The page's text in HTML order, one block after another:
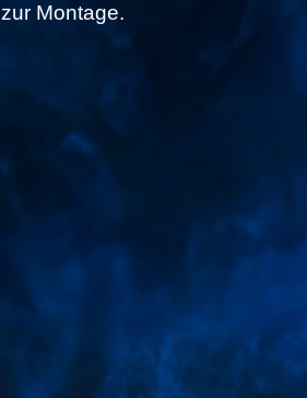
zur Montage.